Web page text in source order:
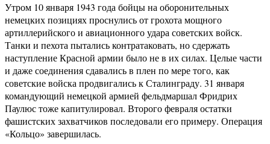
Утром 10 января 1943 года бойцы на оборонительных
немецких позициях проснулись от грохота мощного
артиллерийского и авиационного удара советских войск.
Танки и пехота пытались контратаковать, но сдержать
наступление Красной армии было не в их силах. Целые части
и даже соединения сдавались в плен по мере того, как
советские войска продвигались к Сталинграду. 31 января
командующий немецкой армией фельдмаршал Фридрих
Паулюс тоже капитулировал. Второго февраля остатки
фашистских захватчиков последовали его примеру. Операция
«Кольцо» завершилась.